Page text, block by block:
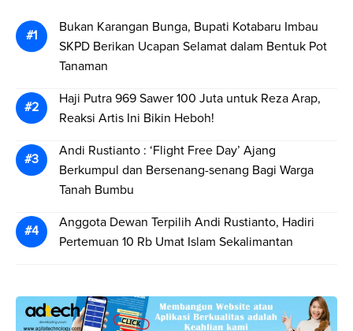
Bukan Karangan Bunga, Bupati Kotabaru Imbau
SKPD Berikan Ucapan Selamat dalam Bentuk Pot
Tanaman
Haji Putra 969 Sawer 100 Juta untuk Reza Arap,
Reaksi Artis Ini Bikin Heboh!
Andi Rustianto : ‘Flight Free Day’ Ajang
Berkumpul dan Bersenang-senang Bagi Warga
Tanah Bumbu
Anggota Dewan Terpilih Andi Rustianto, Hadiri
Pertemuan 10 Rb Umat Islam Sekalimantan